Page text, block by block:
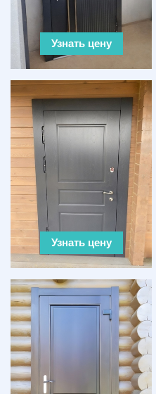
Узнать цену
Узнать цену